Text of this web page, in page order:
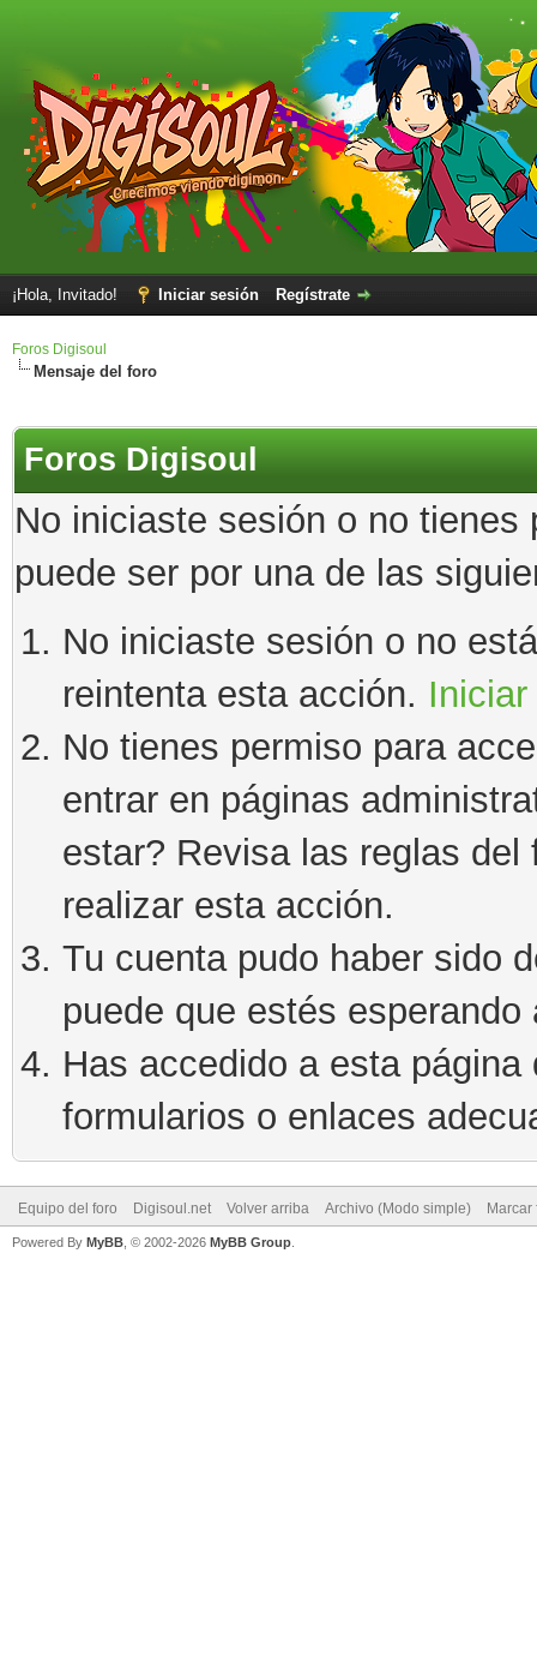
¡Hola, Invitado! Iniciar sesión Regístrate
Foros Digisoul
Mensaje del foro
Foros Digisoul
No iniciaste sesión o no
puede ser por una de las
No iniciaste sesión o no
reintenta esta acción.
No tienes permiso para
entrar en páginas
estar? Revisa las reglas
realizar esta acción.
Tu cuenta pudo haber sido
puede que estés esperando
Has accedido a esta
formularios o enlaces
Equipo del foro Digisoul.net Volver arriba Archivo (Modo simple)
Powered By MyBB , © 2002-2026 MyBB Group